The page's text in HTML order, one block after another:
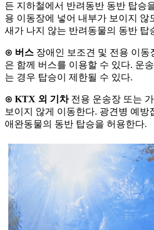
든 지하철에서 반려동반 동반 탑승
용 이동장에 넣어 내부가 보이지 않
새가 나지 않는 반려동물의 동반 탑
⊙ 버스 장애인 보조견 및 전용 이
은 함께 버스를 이용할 수 있다. 운
는 경우 탑승이 제한될 수 있다.
⊙ KTX 외 기차전용 운송장 또는
보이지 않게 이동한다. 광견병 예방
애완동물의 동반 탑승을 허용한다.